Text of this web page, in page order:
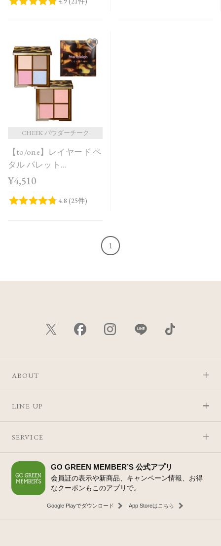
CHEEK パウダーチーク
【to/one】レイヤード ペ
タル パレット
［EX01,EX02］＜限定品
¥4,510
1
ABOUT
LINE UP
SERVICE
GO GREEN MEMBER’S 公式アプリ
会員証の表示や新商品、キャンペーン情報、お得
なクーポンもこのアプリで。
Google Playでダウンロード App Storeはこちら